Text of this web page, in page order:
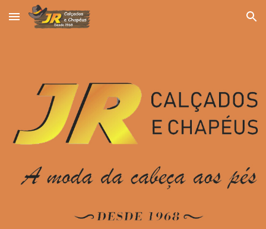
Skip to main content Skip to navigation